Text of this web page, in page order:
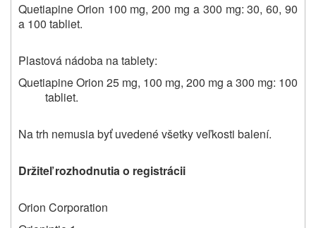
Quetiapine Orion 100 mg, 200 mg a 300 mg: 30, 60, 90
a 100 tabliet.
Plastová nádoba na tablety:
Quetiapine Orion 25 mg, 100 mg, 200 mg a 300 mg: 100
tabliet.
Na trh nemusia byť uvedené všetky veľkosti balení.
Držiteľ rozhodnutia o registrácii
Orion Corporation